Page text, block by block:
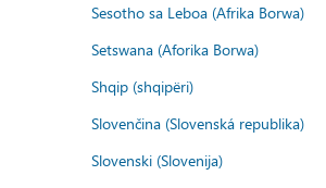
Sesotho sa Leboa (Afrika Borwa)
Setswana (Aforika Borwa)
Shqip (shqipëri)
Slovenčina (Slovenská republika)
Slovenski (Slovenija)